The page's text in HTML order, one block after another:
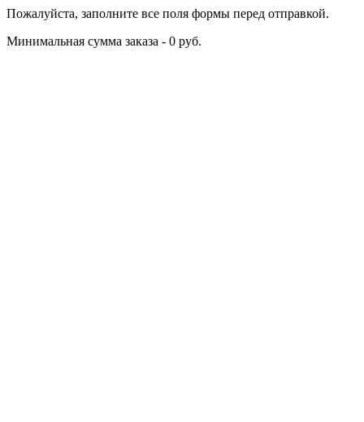
Пожалуйста, заполните все поля формы перед отправкой.
Минимальная сумма заказа - 0 руб.